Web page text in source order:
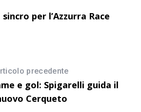
per l’Azzurra Race
precedente
e gol: Spigarelli guida il
Cerqueto